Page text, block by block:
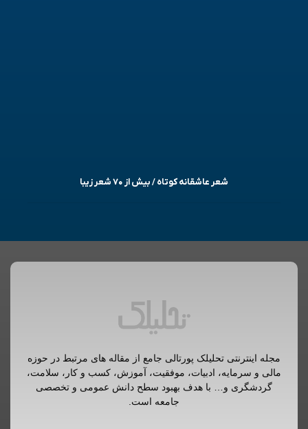
شعر عاشقانه کوتاه / بیش از ۷۰ شعر زیبا
مجله اینترنتی تحلیلک پورتالی جامع از مقاله های مرتبط در حوزه
مالی و سرمایه، ادبیات، موفقیت، آموزش، کسب و کار، سلامت،
گردشگری و… با هدف بهبود سطح دانش عمومی و تخصصی
جامعه است.